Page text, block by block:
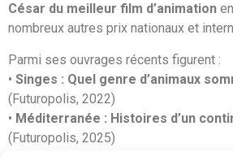
César du meilleur film d’animation
nombreux autres prix nationaux et
Parmi ses ouvrages récents figurent :
• Singes : Quel genre d’animaux
(Futuropolis, 2022)
• Méditerranée : Histoires d’un
(Futuropolis, 2025)